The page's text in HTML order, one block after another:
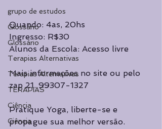
grupo de estudos
Glossário
Glossário
Terapias Alternativas
Terapias Alternativas
TERAPIAS
Ciência
Ciência
Quando: 4as, 20hs
Ingresso: R$30
Alunos da Escola: Acesso livre
Mais informações no site ou pelo
zap 21. 99307-1327
Pratique Yoga, liberte-se e
propague sua melhor versão.